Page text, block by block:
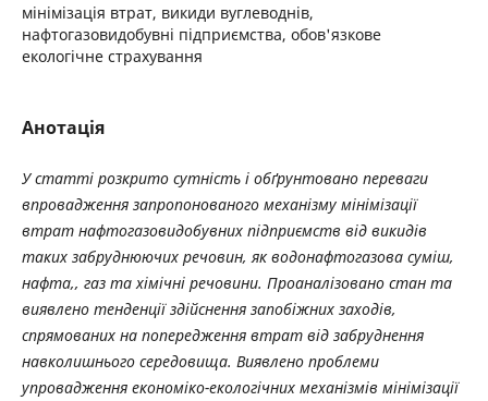
мінімізація втрат, викиди вуглеводнів,
нафтогазовидобувні підприємства, обов'язкове
екологічне страхування
Анотація
У статті розкрито сутність і обґрунтовано переваги
впровадження запропонованого механізму мінімізації
втрат нафтогазовидобувних підприємств від викидів
таких забруднюючих речовин, як водонафтогазова суміш,
нафта,, газ та хімічні речовини. Проаналізовано стан та
виявлено тенденції здійснення запобіжних заходів,
спрямованих на попередження втрат від забруднення
навколишнього середовища. Виявлено проблеми
упровадження економіко-екологічних механізмів мінімізації